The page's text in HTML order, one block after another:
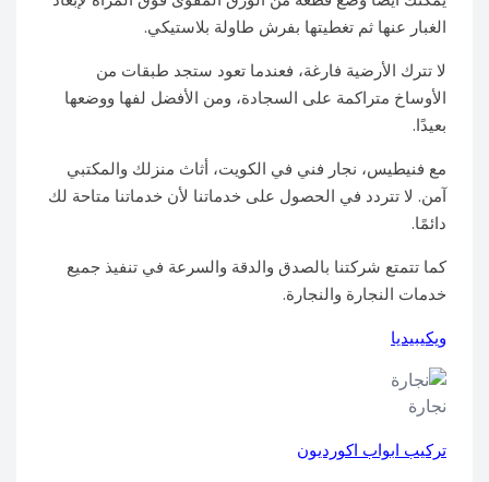
الغبار عنها ثم تغطيتها بفرش طاولة بلاستيكي.
لا تترك الأرضية فارغة، فعندما تعود ستجد طبقات من
الأوساخ متراكمة على السجادة، ومن الأفضل لفها ووضعها
بعيدًا.
مع فنيطيس، نجار فني في الكويت، أثاث منزلك والمكتبي
آمن. لا تتردد في الحصول على خدماتنا لأن خدماتنا متاحة لك
دائمًا.
كما تتمتع شركتنا بالصدق والدقة والسرعة في تنفيذ جميع
خدمات النجارة والنجارة.
ويكيبيديا
نجارة
تركيب ابواب اكورديون